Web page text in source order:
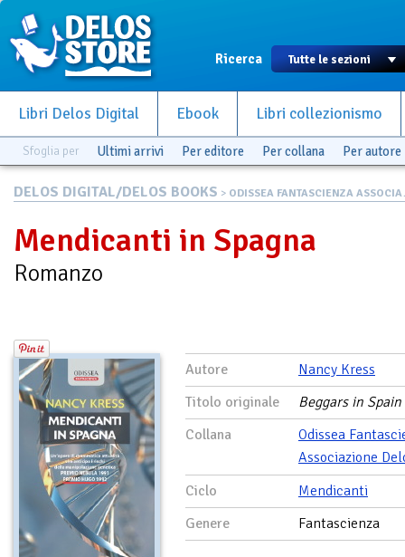
Ricerca
Libri Delos Digital Ebook Libri collezionismo
Sfoglia per Ultimi arrivi Per editore Per collana Per autore
DELOS DIGITAL/DELOS BOOKS > ODISSEA FANTASCIENZA
Mendicanti in Spagna
Romanzo
Autore
Nancy Kress
Titolo originale
Beggars in Spain
Collana
Odissea
Associazione
Ciclo
Mendicanti
Genere
Fantascienza